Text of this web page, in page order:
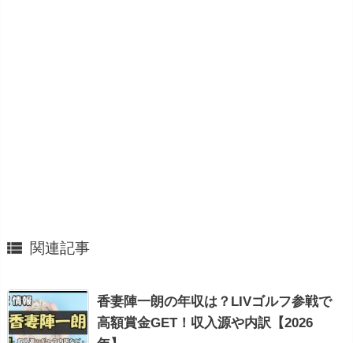
 関連記事
香妻陣一朗の年収は？LIVゴルフ参戦で
高額賞金GET！収入源や内訳【2026